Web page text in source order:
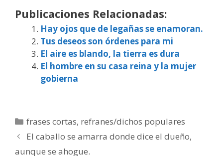
Publicaciones Relacionadas:
Hay ojos que de legañas se enamoran.
Tus deseos son órdenes para mi
El aire es blando, la tierra es dura
El hombre en su casa reina y la mujer
gobierna
Categorías
frases cortas, refranes/dichos populares
El caballo se amarra donde dice el dueño,
aunque se ahogue.